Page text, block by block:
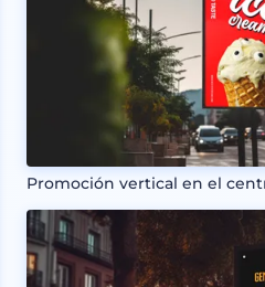
Promoción vertical en el